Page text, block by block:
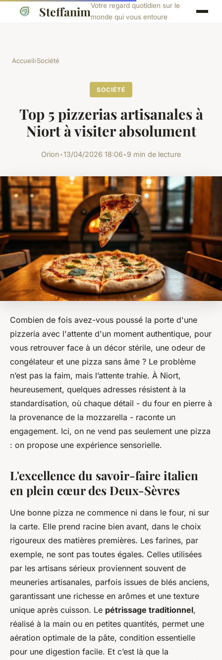
SteffanimVotre regard quotidien sur le
monde qui vous entoure
Accueil›Société
SOCIÉTÉ
Top 5 pizzerias artisanales à
Niort à visiter absolument
Orion•13/04/2026 18:06•9 min de lecture
Combien de fois avez-vous poussé la porte d'une
pizzeria avec l'attente d'un moment authentique, pour
vous retrouver face à un décor stérile, une odeur de
congélateur et une pizza sans âme ? Le problème
n’est pas la faim, mais l’attente trahie. À Niort,
heureusement, quelques adresses résistent à la
standardisation, où chaque détail - du four en pierre à
la provenance de la mozzarella - raconte un
engagement. Ici, on ne vend pas seulement une pizza
: on propose une expérience sensorielle.
L'excellence du savoir-faire italien
en plein cœur des Deux-Sèvres
Une bonne pizza ne commence ni dans le four, ni sur
la carte. Elle prend racine bien avant, dans le choix
rigoureux des matières premières. Les farines, par
exemple, ne sont pas toutes égales. Celles utilisées
par les artisans sérieux proviennent souvent de
meuneries artisanales, parfois issues de blés anciens,
garantissant une richesse en arômes et une texture
unique après cuisson. Le pétrissage traditionnel,
réalisé à la main ou en petites quantités, permet une
aération optimale de la pâte, condition essentielle
pour une digestion facile. Et c’est là que la